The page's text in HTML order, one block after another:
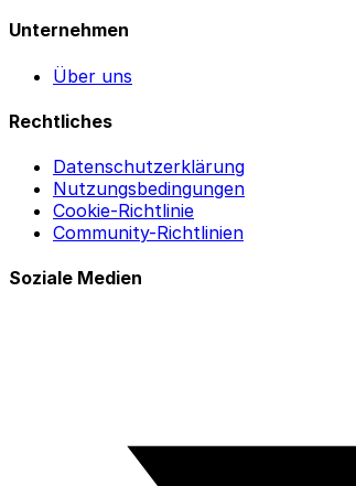
Unternehmen
Über uns
Rechtliches
Datenschutzerklärung
Nutzungsbedingungen
Cookie-Richtlinie
Community-Richtlinien
Soziale Medien